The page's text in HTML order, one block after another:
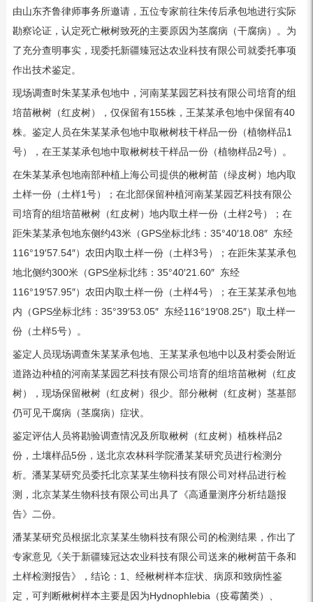
由山东齐鲁律师事务所邀请，五位专家前往朱传后承包地进行实际
勘察论证，认定死亡楸树致死的主要原因为茎腐病（干腐病）。为
了充分查明事实，现委托新疆臻冠达农业科技有限公司就委托事项
作出技术鉴定。
现场调查时朱某某承包地中，河南某某园艺科技有限公司培育的组
培苗楸树（红皮树），仅保留有155株，王某某承包地中保留有40
株。鉴定人员在朱某某承包地中取楸树枝干样品一份（植物样品1
号），在王某某承包地中取楸树枝干样品一份（植物样品2号）。
在朱某某承包地南部种植上海公司提供的楸树苗（绿皮树）地内取
土样一份（土样1号）；在北部保留种植河南某某园艺科技有限公
司培育的组培苗楸树（红皮树）地内取土样一份（土样2号）；在
距朱某某承包地东侧约43米（GPS坐标北纬：35°40′18.08″ 东经
116°19′57.54″）农田内取土样一份（土样3号）；在距朱某某承包
地北侧约300米（GPS坐标北纬：35°40′21.60″ 东经
116°19′57.95″）农田内取土样一份（土样4号）；在王某某承包地
内（GPS坐标北纬：35°39′53.05″ 东经116°19′08.25″）取土样一
份（土样5号）。
鉴定人员现场调查朱某某承包地、王某某承包地中以及村委会附近
道路边种植的河南某某园艺科技有限公司培育的组培苗楸树（红皮
树），现场保留楸树（红皮树）很少。部分楸树（红皮树）茎基部
仍可见干腐病（茎腐病）症状。
鉴定评估人员将勘验调查情况及所取楸树（红皮树）植株样品2
份，土壤样品5份，送北京农林科学院潘某某研究员进行检测分
析。潘某某研究员委托北京某某生物科技有限公司对样品进行检
测，北京某某生物科技有限公司出具了《高通量测序分析结题报
告》二份。
潘某某研究员根据北京某某生物科技有限公司的检测结果，作出了
专家意见《关于新疆臻冠达农业科技有限公司送来的楸树苗干条和
土样检测报告》，结论：1、经楸树样本症状、病原和致病性鉴
定，可判断楸树样本主要是因为Hydnophlebia（疫霉菌类）、